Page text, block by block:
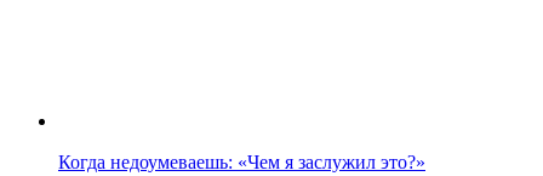
Когда недоумеваешь: «Чем я заслужил это?»